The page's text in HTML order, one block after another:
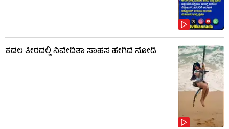
ಕಡಲ ತೀರದಲ್ಲಿ ನಿವೇದಿತಾ ಸಾಹಸ ಹೇಗಿದೆ ನೋಡಿ